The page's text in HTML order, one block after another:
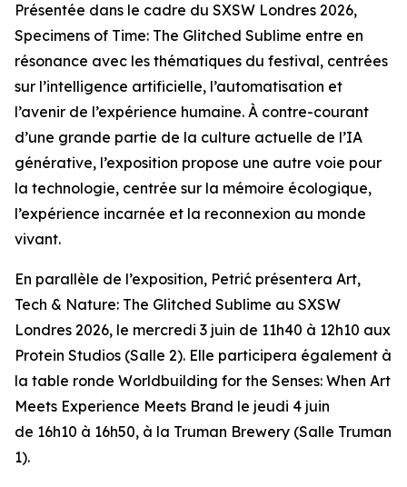
Présentée dans le cadre du SXSW Londres 2026,
Specimens of Time: The Glitched Sublime entre en
résonance avec les thématiques du festival, centrées
sur l’intelligence artificielle, l’automatisation et
l’avenir de l’expérience humaine. À contre-courant
d’une grande partie de la culture actuelle de l’IA
générative, l’exposition propose une autre voie pour
la technologie, centrée sur la mémoire écologique,
l’expérience incarnée et la reconnexion au monde
vivant.
En parallèle de l’exposition, Petrić présentera Art,
Tech & Nature: The Glitched Sublime au SXSW
Londres 2026, le mercredi 3 juin de 11h40 à 12h10 aux
Protein Studios (Salle 2). Elle participera également à
la table ronde Worldbuilding for the Senses: When Art
Meets Experience Meets Brand le jeudi 4 juin
de 16h10 à 16h50, à la Truman Brewery (Salle Truman
1).